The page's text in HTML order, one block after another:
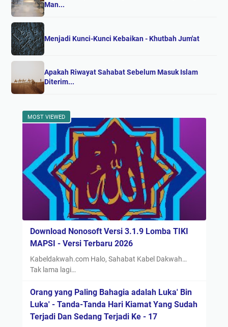
Man...
Menjadi Kunci-Kunci Kebaikan - Khutbah Jum'at
Apakah Riwayat Sahabat Sebelum Masuk Islam
Diterim...
MOST VIEWED
Download Nonosoft Versi 3.1.9 Lomba TIKI
MAPSI - Versi Terbaru 2026
Kabeldakwah.com Halo, Sahabat Kabel Dakwah…
Tak lama lagi…
Orang yang Paling Bahagia adalah Luka' Bin
Luka' - Tanda-Tanda Hari Kiamat Yang Sudah
Terjadi Dan Sedang Terjadi Ke - 17